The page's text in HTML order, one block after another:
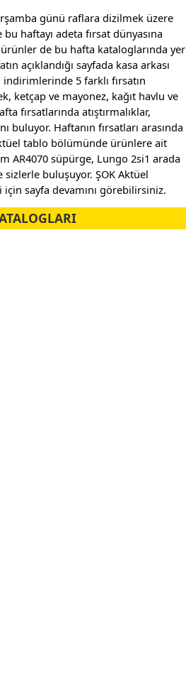
günü raflara dizilmek üzere
haftayı adeta fırsat dünyasına
de bu hafta kataloglarında yer
açıklandığı sayfada kasa arkası
5 farklı fırsatın
ketçap ve mayonez, kağıt havlu ve
fırsatlarında atıştırmalıklar,
Haftanın fırsatları arasında
tablo bölümünde ürünlere ait
AR4070 süpürge, Lungo 2si1 arada
buluşuyor. ŞOK Aktüel
sayfa devamını görebilirsiniz.